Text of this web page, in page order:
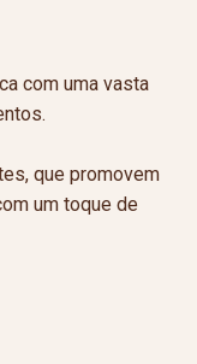
com uma vasta
que promovem
um toque de